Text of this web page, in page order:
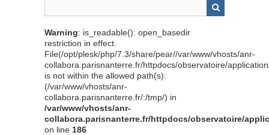
Warning: is_readable(): open_basedir
restriction in effect.
File(/opt/plesk/php/7.3/share/pear//var/www/vhosts/anr-
collabora.parisnanterre.fr/httpdocs/observatoire/
is not within the allowed path(s):
(/var/www/vhosts/anr-
collabora.parisnanterre.fr/:/tmp/) in
/var/www/vhosts/anr-
collabora.parisnanterre.fr/httpdocs/observatoire/
on line 186